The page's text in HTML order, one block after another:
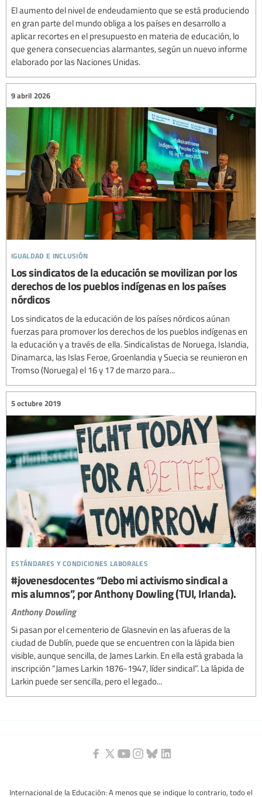
El aumento del nivel de endeudamiento que se está produciendo
en gran parte del mundo obliga a los países en desarrollo a
aplicar recortes en el presupuesto en materia de educación, lo
que genera consecuencias alarmantes, según un nuevo informe
elaborado por las Naciones Unidas.
igualdad e inclusión
9 abril 2026
Los sindicatos de la educación se movilizan por los
derechos de los pueblos indígenas en los países
nórdicos
Los sindicatos de la educación de los países nórdicos aúnan
fuerzas para promover los derechos de los pueblos indígenas en
la educación y a través de ella. Sindicalistas de Noruega, Islandia,
Dinamarca, las Islas Feroe, Groenlandia y Suecia se reunieron en
Tromso (Noruega) el 16 y 17 de marzo para...
estándares y condiciones laborales
5 octubre 2019
#jovenesdocentes “Debo mi activismo sindical a
mis alumnos”, por Anthony Dowling (TUI, Irlanda).
Anthony Dowling
Si pasan por el cementerio de Glasnevin en las afueras de la
ciudad de Dublín, puede que se encuentren con la lápida bien
visible, aunque sencilla, de James Larkin. En ella está grabada la
inscripción “James Larkin 1876-1947, líder sindical”. La lápida de
Larkin puede ser sencilla, pero el legado...
Internacional de la Educación: A menos que se indique lo contrario, todo el